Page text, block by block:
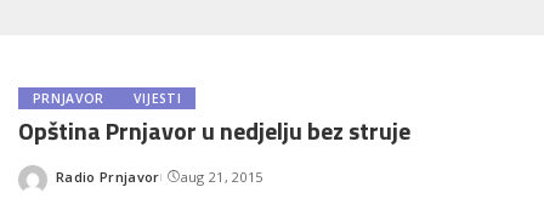
PRNJAVOR VIJESTI
Opština Prnjavor u nedjelju bez struje
Posted
Radio Prnjavor aug 21, 2015